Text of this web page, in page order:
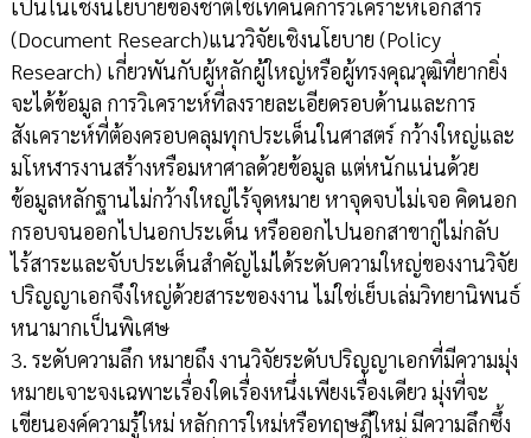
เป็นในเชิงนโยบายของชาติใช้เทคนิคการวิเคราะห์เอกสาร
(Document Research)แนววิจัยเชิงนโยบาย (Policy
Research) เกี่ยวพันกับผู้หลักผู้ใหญ่หรือผู้ทรงคุณวุฒิที่ยากยิ่ง
จะได้ข้อมูล การวิเคราะห์ที่ลงรายละเอียดรอบด้านและการ
สังเคราะห์ที่ต้องครอบคลุมทุกประเด็นในศาสตร์ กว้างใหญ่และ
มโหฬารงานสร้างหรือมหาศาลด้วยข้อมูล แต่หนักแน่นด้วย
ข้อมูลหลักฐานไม่กว้างใหญ่ไร้จุดหมาย หาจุดจบไม่เจอ คิดนอก
กรอบจนออกไปนอกประเด็น หรือออกไปนอกสาขากู่ไม่กลับ
ไร้สาระและจับประเด็นสำคัญไม่ได้ระดับความใหญ่ของงานวิจัย
ปริญญาเอกจึงใหญ่ด้วยสาระของงาน ไม่ใช่เย็บเล่มวิทยานิพนธ์
หนามากเป็นพิเศษ
3. ระดับความลึก หมายถึง งานวิจัยระดับปริญญาเอกที่มีความมุ่ง
หมายเจาะจงเฉพาะเรื่องใดเรื่องหนึ่งเพียงเรื่องเดียว มุ่งที่จะ
เขียนองค์ความรู้ใหม่ หลักการใหม่หรือทฤษฎีใหม่ มีความลึกซึ้ง